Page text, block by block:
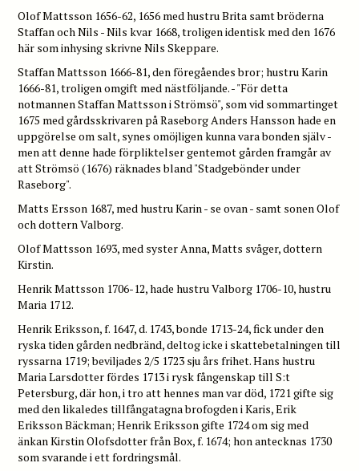
Olof Mattsson 1656-62, 1656 med hustru Brita samt bröderna
Staffan och Nils - Nils kvar 1668, troligen identisk med den 1676
här som inhysing skrivne Nils Skeppare.
Staffan Mattsson 1666-81, den föregåendes bror; hustru Karin
1666-81, troligen omgift med nästföljande. - "För detta
notmannen Staffan Mattsson i Strömsö", som vid sommartinget
1675 med gårdsskrivaren på Raseborg Anders Hansson hade en
uppgörelse om salt, synes omöjligen kunna vara bonden själv -
men att denne hade förpliktelser gentemot gården framgår av
att Strömsö (1676) räknades bland "Stadgebönder under
Raseborg".
Matts Ersson 1687, med hustru Karin - se ovan - samt sonen Olof
och dottern Valborg.
Olof Mattsson 1693, med syster Anna, Matts svåger, dottern
Kirstin.
Henrik Mattsson 1706-12, hade hustru Valborg 1706-10, hustru
Maria 1712.
Henrik Eriksson, f. 1647, d. 1743, bonde 1713-24, fick under den
ryska tiden gården nedbränd, deltog icke i skattebetalningen till
ryssarna 1719; beviljades 2/5 1723 sju års frihet. Hans hustru
Maria Larsdotter fördes 1713 i rysk fångenskap till S:t
Petersburg, där hon, i tro att hennes man var död, 1721 gifte sig
med den likaledes tillfångatagna brofogden i Karis, Erik
Eriksson Bäckman; Henrik Eriksson gifte 1724 om sig med
änkan Kirstin Olofsdotter från Box, f. 1674; hon antecknas 1730
som svarande i ett fordringsmål.